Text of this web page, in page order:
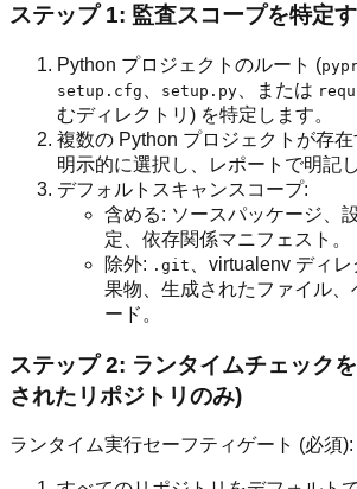
ステップ 1: 監査スコープを特定
Python プロジェクトのルート (
setup.cfg setup.py 、または
むディレクトリ) を特定します。
複数の Python プロジェクトが存
明示的に選択し、レポートで明記し
デフォルトスキャンスコープ:
含める: ソースパッケージ、
定、依存関係マニフェスト。
除外: .git
、virtualenv ディ
果物、生成されたファイル、
ード。
ステップ 2: ランタイムチェック
されたリポジトリのみ)
ランタイム実行セーフティゲート (必須):